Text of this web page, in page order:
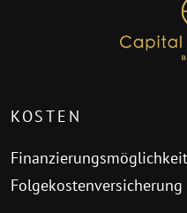
KOSTEN
Folgekostenversicherung